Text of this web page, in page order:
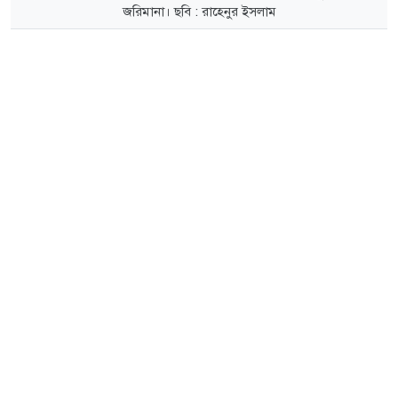
জরিমানা। ছবি : রাহেনুর ইসলাম